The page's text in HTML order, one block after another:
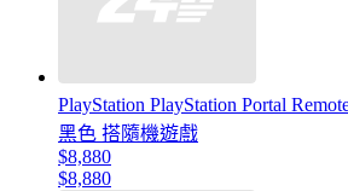
PlayStation PlayStation Portal
黑色 搭隨機遊戲
$8,880
$8,880